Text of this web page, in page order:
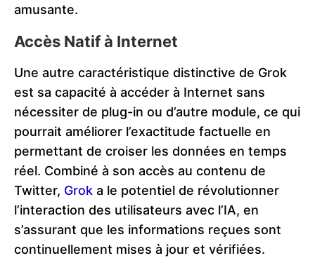
amusante​​.
Accès Natif à Internet
Une autre caractéristique distinctive de Grok
est sa capacité à accéder à Internet sans
nécessiter de plug-in ou d’autre module, ce qui
pourrait améliorer l’exactitude factuelle en
permettant de croiser les données en temps
réel. Combiné à son accès au contenu de
Twitter, Grok a le potentiel de révolutionner
l’interaction des utilisateurs avec l’IA, en
s’assurant que les informations reçues sont
continuellement mises à jour et vérifiées​​.